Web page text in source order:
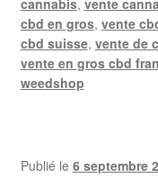
cannabis, vente
cbd en gros, vente
cbd suisse, vente de
vente en gros cbd
weedshop
Publié le 6 septembre